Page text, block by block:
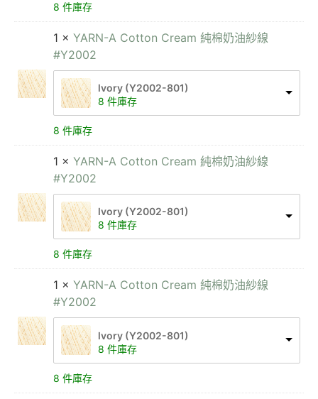
8 件庫存
1 × YARN-A Cotton Cream 純棉奶油紗線
#Y2002
lvory (Y2002-801)
8 件庫存
8 件庫存
1 × YARN-A Cotton Cream 純棉奶油紗線
#Y2002
lvory (Y2002-801)
8 件庫存
8 件庫存
1 × YARN-A Cotton Cream 純棉奶油紗線
#Y2002
lvory (Y2002-801)
8 件庫存
8 件庫存